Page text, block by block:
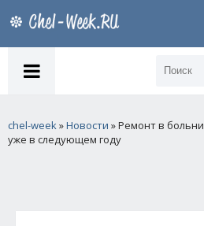
chel-week»Новости » Ремонт в
уже в следующем году